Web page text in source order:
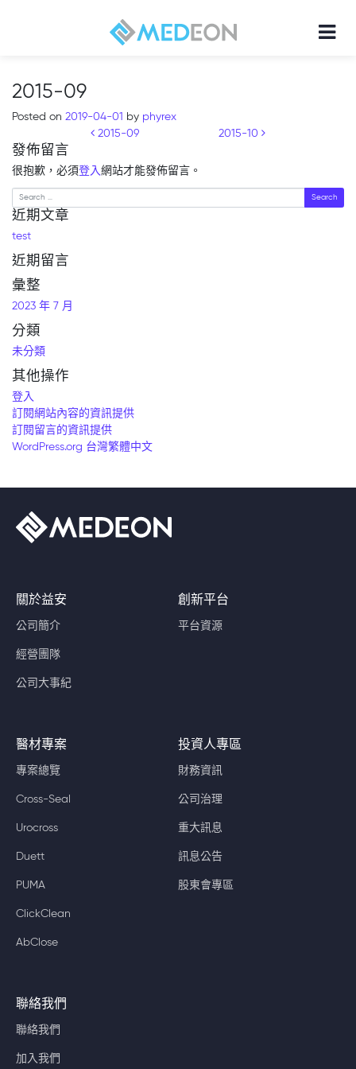
2015-09
Posted on 2019-04-01 by phyrex
Post navigation
2015-09 2015-10
發佈留言
很抱歉，必須登入網站才能發佈留言。
Search
近期文章
test
近期留言
彙整
2023 年 7 月
分類
未分類
其他操作
登入
訂閱網站內容的資訊提供
訂閱留言的資訊提供
WordPress.org 台灣繁體中文
關於益安
公司簡介
經營團隊
公司大事紀
創新平台
平台資源
醫材專案
專案總覽
Cross-Seal
Urocross
Duett
PUMA
ClickClean
AbClose
投資人專區
財務資訊
公司治理
重大訊息
訊息公告
股東會專區
聯絡我們
聯絡我們
加入我們